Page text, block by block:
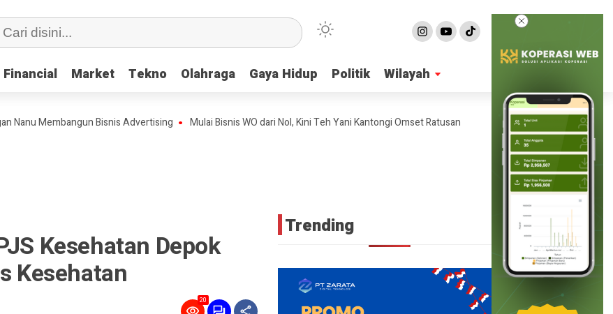
Financial Market Tekno Olahraga Gaya Hidup Politik Wilayah
Financial Market Tekno Olahraga Gaya Hidup Politik Wilayah
Membangun Bisnis Advertising Mulai Bisnis WO dari Nol, Kini Teh Yani Kantongi Omset Ratusan Juta Per Bulan 4 Ide Bisnis Online
Kesehatan Depok
Kesehatan
20
Trending